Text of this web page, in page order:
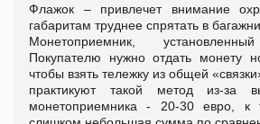
Флажок – привлечет внимание
габаритам труднее спрятать в
Монетоприемник,
Покупателю нужно отдать монету
чтобы взять тележку из общей
практикуют такой метод из-за
монетоприемника - 20-30 евро, к